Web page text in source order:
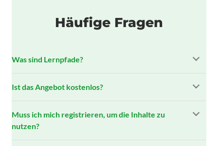
Häufige Fragen
Was sind Lernpfade?
Ist das Angebot kostenlos?
Muss ich mich registrieren, um die Inhalte zu
nutzen?